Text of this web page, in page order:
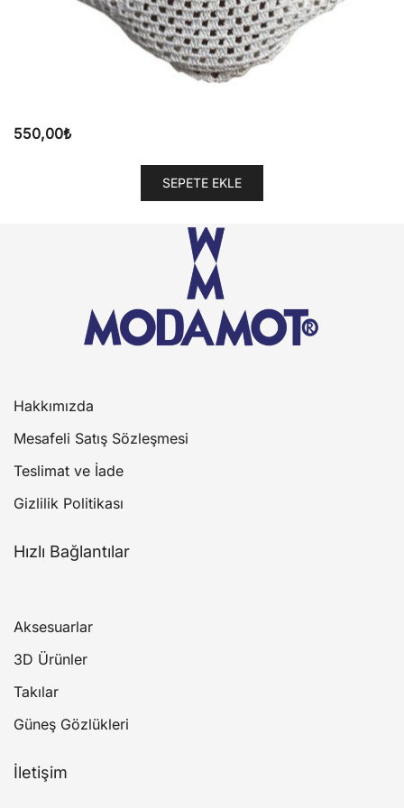
550,00₺
SEPETE EKLE
Hakkımızda
Mesafeli Satış Sözleşmesi
Teslimat ve İade
Gizlilik Politikası
Hızlı Bağlantılar
Aksesuarlar
3D Ürünler
Takılar
Güneş Gözlükleri
İletişim